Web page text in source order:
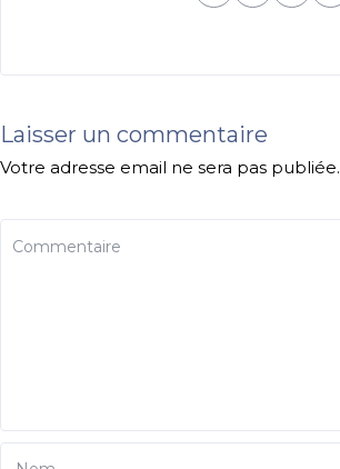
Laisser un commentaire
Votre adresse email ne sera pas publiée.